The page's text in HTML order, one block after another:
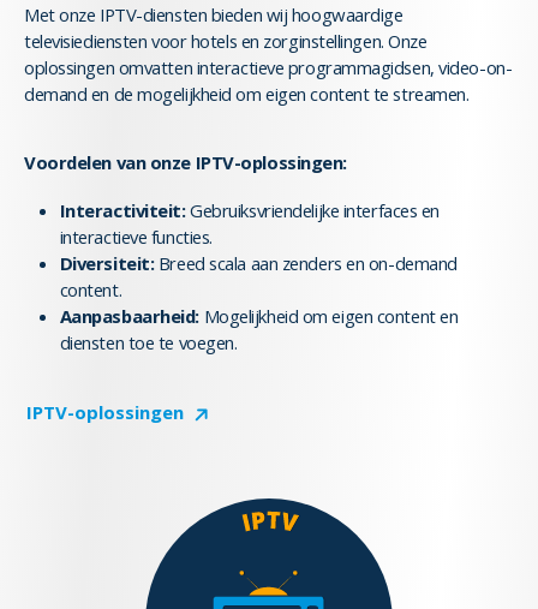
Met onze IPTV-diensten bieden wij hoogwaardige
televisiediensten voor hotels en zorginstellingen. Onze
oplossingen omvatten interactieve programmagidsen, video-on-
demand en de mogelijkheid om eigen content te streamen.
Voordelen van onze IPTV-oplossingen:
Interactiviteit:Gebruiksvriendelijke interfaces en
interactieve functies.
Diversiteit:Breed scala aan zenders en on-demand
content.
Aanpasbaarheid: Mogelijkheid om eigen content en
diensten toe te voegen.
IPTV-oplossingen